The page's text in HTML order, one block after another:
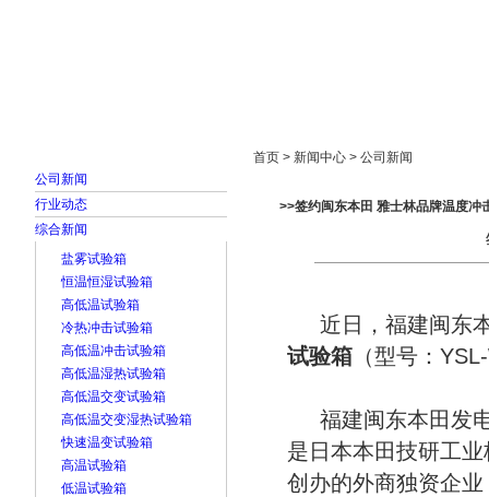
公司新闻
行业动态
综合新闻
盐雾试验箱
恒温恒湿试验箱
高低温试验箱
冷热冲击试验箱
高低温冲击试验箱
高低温湿热试验箱
高低温交变试验箱
高低温交变湿热试验箱
快速温变试验箱
高温试验箱
低温试验箱
首页 > 新闻中心 > 公司新闻
>>签约闽东本田 雅士林品牌温度冲
近日，福建闽东本
试验箱（型号：
福建闽东本田发电
是日本本田技研工
创办的外商独资企